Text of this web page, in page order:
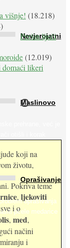
Nevjerojatni
od kojih pati
jabuke ...
Maslinovo
prehrane, već je
Oprašivanje
oprašivanja
pčele medarice
višnje! (18.218)
Peršin liječi
(12.019)
likeri
O
koji na
životu,
Pokriva teme
, ljekoviti
i o
, med,
načini
i